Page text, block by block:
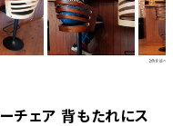
チェア 背もたれにス